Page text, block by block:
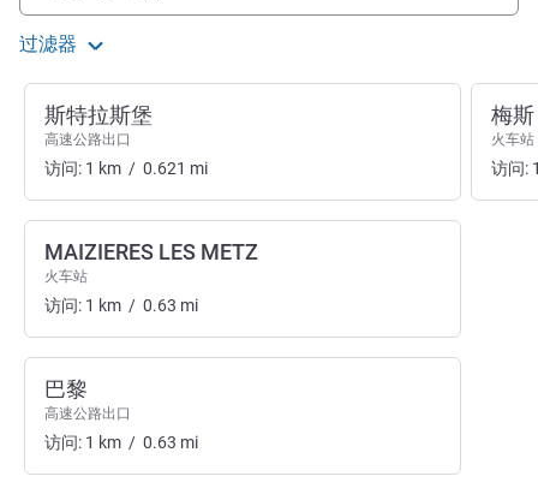
过滤器
斯特拉斯堡
高速公路出口
访问: 1 km / 0.621 mi
MAIZIERES LES METZ
火车站
访问: 1 km / 0.63 mi
巴黎
高速公路出口
访问: 1 km / 0.63 mi
梅斯
火车站
访问: